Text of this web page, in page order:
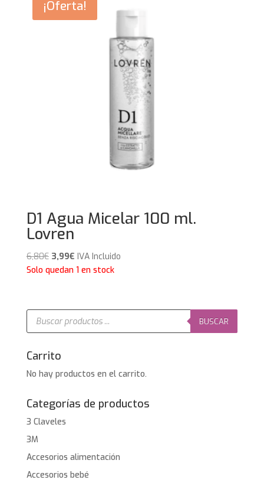
¡Oferta!
D1 Agua Micelar 100 ml.
Lovren
6,80€ El
precio
6,80€.
3,99€El
precio
3,99€.
IVA Incluido
Solo quedan 1 en stock
Búsqueda
productos
BUSCAR
Carrito
No hay productos en el carrito.
Categorías de productos
3 Claveles
3M
Accesorios alimentación
Accesorios bebé